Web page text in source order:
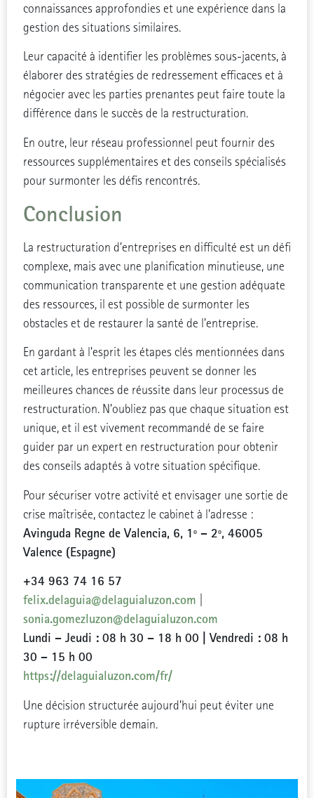
connaissances approfondies et une expérience dans la
gestion des situations similaires.
Leur capacité à identifier les problèmes sous-jacents, à
élaborer des stratégies de redressement efficaces et à
négocier avec les parties prenantes peut faire toute la
différence dans le succès de la restructuration.
En outre, leur réseau professionnel peut fournir des
ressources supplémentaires et des conseils spécialisés
pour surmonter les défis rencontrés.
Conclusion
La restructuration d’entreprises en difficulté est un défi
complexe, mais avec une planification minutieuse, une
communication transparente et une gestion adéquate
des ressources, il est possible de surmonter les
obstacles et de restaurer la santé de l’entreprise.
En gardant à l’esprit les étapes clés mentionnées dans
cet article, les entreprises peuvent se donner les
meilleures chances de réussite dans leur processus de
restructuration. N’oubliez pas que chaque situation est
unique, et il est vivement recommandé de se faire
guider par un expert en restructuration pour obtenir
des conseils adaptés à votre situation spécifique.
Pour sécuriser votre activité et envisager une sortie de
crise maîtrisée, contactez le cabinet à l’adresse :
Avinguda Regne de Valencia, 6, 1º – 2º, 46005
Valence (Espagne)
+34 963 74 16 57
felix.delaguia@delaguialuzon.com
sonia.gomezluzon@delaguialuzon.com
Lundi – Jeudi : 08 h 30 – 18 h 00 | Vendredi : 08 h
30 – 15 h 00
https://delaguialuzon.com/fr/
Une décision structurée aujourd’hui peut éviter une
rupture irréversible demain.